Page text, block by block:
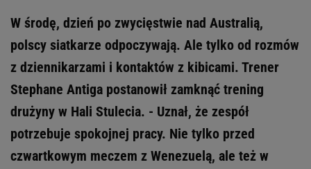
W środę, dzień po zwycięstwie nad Australią,
polscy siatkarze odpoczywają. Ale tylko od rozmów
z dziennikarzami i kontaktów z kibicami. Trener
Stephane Antiga postanowił zamknąć trening
drużyny w Hali Stulecia. - Uznał, że zespół
potrzebuje spokojnej pracy. Nie tylko przed
czwartkowym meczem z Wenezuelą, ale też w